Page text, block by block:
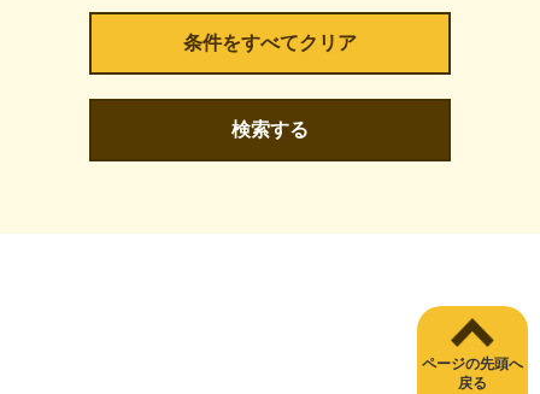
検索する
ページの先頭へ
戻る